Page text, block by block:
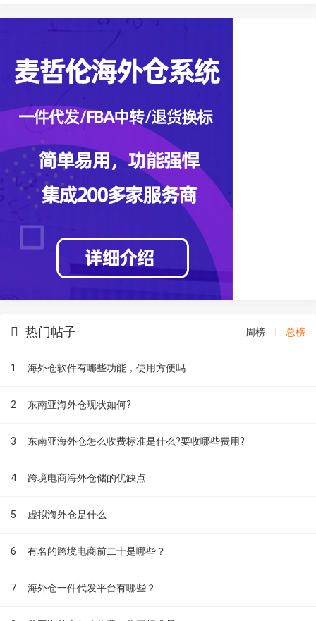
热门帖子 周榜 总榜
1 海外仓软件有哪些功能，使用方便吗
2 东南亚海外仓现状如何?
3 东南亚海外仓怎么收费标准是什么?要收哪些费用?
4 跨境电商海外仓储的优缺点
5 虚拟海外仓是什么
6 有名的跨境电商前二十是哪些？
7 海外仓一件代发平台有哪些？